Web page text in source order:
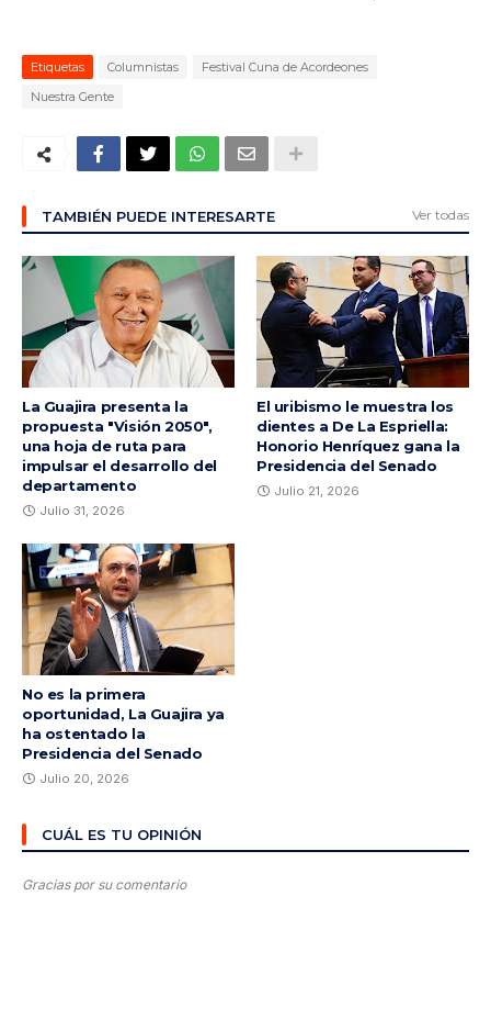
Etiquetas Columnistas
Festival Cuna de Acordeones
Nuestra Gente
TAMBIÉN PUEDE INTERESARTE Ver todas
La Guajira presenta la
propuesta "Visión 2050",
una hoja de ruta para
impulsar el desarrollo del
departamento
Julio 31, 2026
El uribismo le muestra los
dientes a De La Espriella:
Honorio Henríquez gana la
Presidencia del Senado
Julio 21, 2026
No es la primera
oportunidad, La Guajira ya
ha ostentado la
Presidencia del Senado
Julio 20, 2026
CUÁL ES TU OPINIÓN
Gracias por su comentario